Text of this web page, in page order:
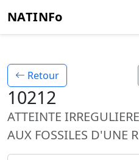
NATINFo
Retour
10212
ATTEINTE
AUX FOSSILES D'UNE